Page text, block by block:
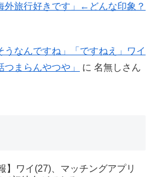
外旅行好きです」←どんな印象？
うなんですね」「ですねえ」ワイ
つまらんやつや」
に 名無しさん
】ワイ(27)、マッチングアプリ